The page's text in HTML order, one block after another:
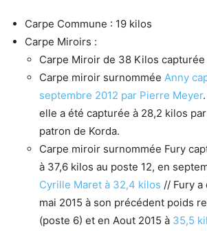
Carpe Commune : 19 kilos
Carpe Miroirs :
Carpe Miroir de 38 Kilos
Carpe miroir surnommée Anny
septembre 2012 par Pierre Meyer
elle a été capturée à 28,2 kilos
patron de Korda.
Carpe miroir surnommée Fury
à 37,6 kilos au poste 12, en
Cyrille Maret à 32,4 kilos // Fury a
mai 2015 à son précédent poids
(poste 6) et en Aout 2015 à 35,5